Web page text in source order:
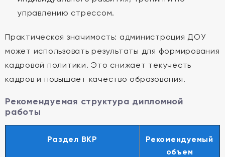
управлению стрессом.
Практическая значимость: администрация ДОУ
может использовать результаты для формирования
кадровой политики. Это снижает текучесть
кадров и повышает качество образования.
Рекомендуемая структура дипломной
работы
Раздел ВКР
Рекомендуемый
объем